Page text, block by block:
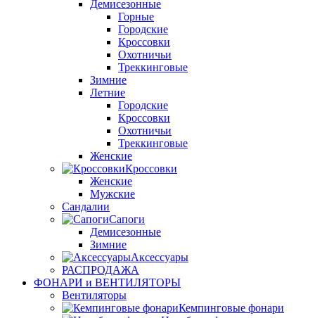
Демисезонные
Горные
Городские
Кроссовки
Охотничьи
Треккинговые
Зимние
Летние
Городские
Кроссовки
Охотничьи
Треккинговые
Женские
Кроссовки
Женские
Мужские
Сандалии
Сапоги
Демисезонные
Зимние
Аксессуары
РАСПРОДАЖА
ФОНАРИ и ВЕНТИЛЯТОРЫ
Вентиляторы
Кемпинговые фонари